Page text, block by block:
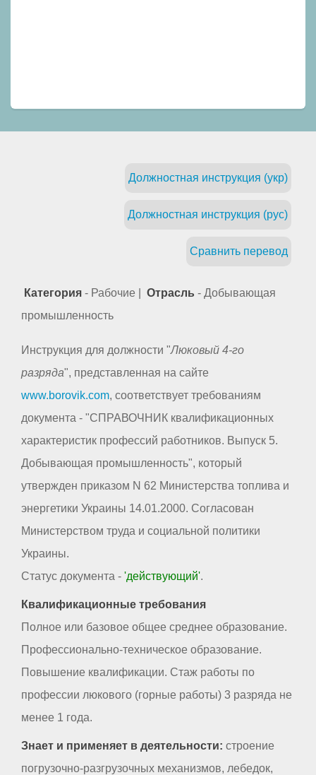
Должностная инструкция (укр)
Должностная инструкция (рус)
Сравнить перевод
Категория - Рабочие | Отрасль - Добывающая
промышленность
Инструкция для должности "Люковый 4-го
разряда", представленная на сайте
www.borovik.com, соответствует требованиям
документа - "СПРАВОЧНИК квалификационных
характеристик профессий работников. Выпуск 5.
Добывающая промышленность", который
утвержден приказом N 62 Министерства топлива и
энергетики Украины 14.01.2000. Согласован
Министерством труда и социальной политики
Украины.
Статус документа - 'действующий'.
Квалификационные требования
Полное или базовое общее среднее образование.
Профессионально-техническое образование.
Повышение квалификации. Стаж работы по
профессии люкового (горные работы) 3 разряда не
менее 1 года.
Знает и применяет в деятельности: строение
погрузочно-разгрузочных механизмов, лебедок,